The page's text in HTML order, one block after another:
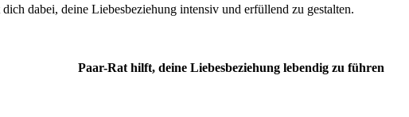
dabei, deine Liebesbeziehung intensiv und erfüllend zu gestalten.
Paar-Rat hilft, deine Liebesbeziehung lebendig zu führen